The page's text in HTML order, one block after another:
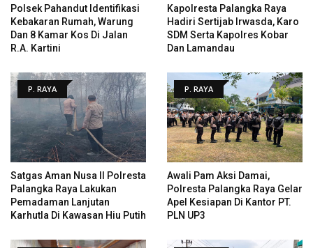
Polsek Pahandut Identifikasi
Kebakaran Rumah, Warung
Dan 8 Kamar Kos Di Jalan
R.A. Kartini
Kapolresta Palangka Raya
Hadiri Sertijab Irwasda, Karo
SDM Serta Kapolres Kobar
Dan Lamandau
P. RAYA
Satgas Aman Nusa II Polresta
Palangka Raya Lakukan
Pemadaman Lanjutan
Karhutla Di Kawasan Hiu Putih
P. RAYA
Awali Pam Aksi Damai,
Polresta Palangka Raya Gelar
Apel Kesiapan Di Kantor PT.
PLN UP3